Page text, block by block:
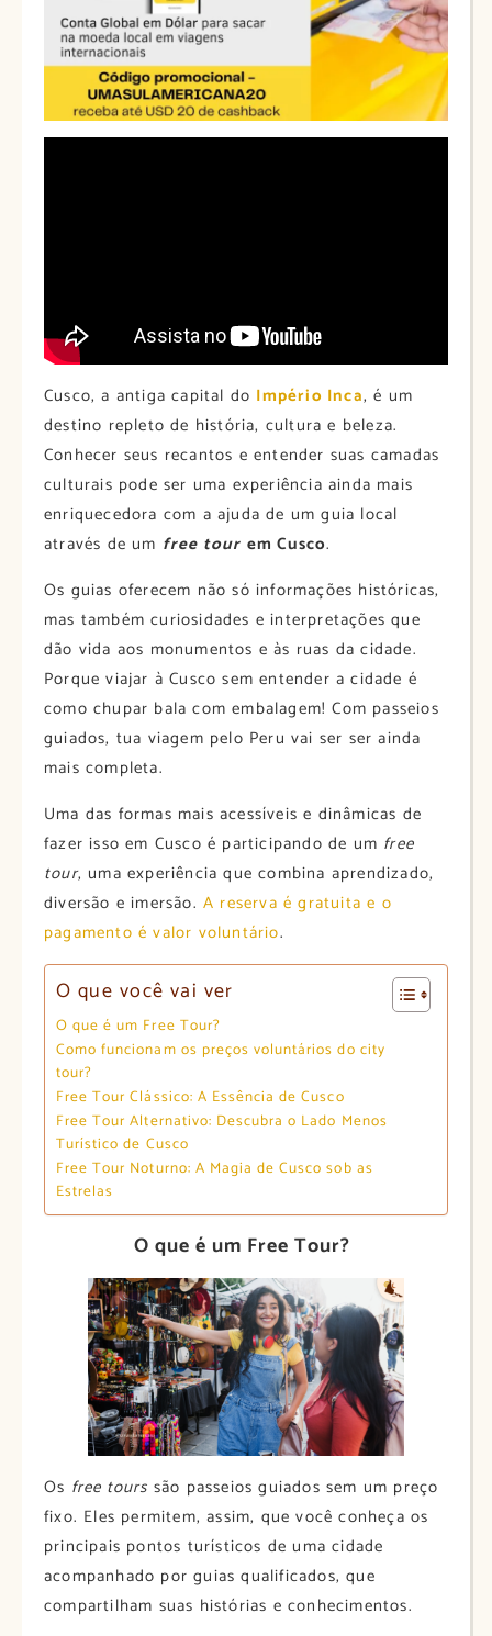
Cusco, a antiga capital do Império Inca, é um
destino repleto de história, cultura e beleza.
Conhecer seus recantos e entender suas camadas
culturais pode ser uma experiência ainda mais
enriquecedora com a ajuda de um guia local
através de um free tour em Cusco.
Os guias oferecem não só informações históricas,
mas também curiosidades e interpretações que
dão vida aos monumentos e às ruas da cidade.
Porque viajar à Cusco sem entender a cidade é
como chupar bala com embalagem! Com passeios
guiados, tua viagem pelo Peru vai ser ser ainda
mais completa.
Uma das formas mais acessíveis e dinâmicas de
fazer isso em Cusco é participando de um free
tour, uma experiência que combina aprendizado,
diversão e imersão. A reserva é gratuita e o
pagamento é valor voluntário.
O que você vai ver
O que é um Free Tour?
Como funcionam os preços voluntários do city
tour?
Free Tour Clássico: A Essência de Cusco
Free Tour Alternativo: Descubra o Lado Menos
Turístico de Cusco
Free Tour Noturno: A Magia de Cusco sob as
Estrelas
O que é um Free Tour?
Os free tours são passeios guiados sem um preço
fixo. Eles permitem, assim, que você conheça os
principais pontos turísticos de uma cidade
acompanhado por guias qualificados, que
compartilham suas histórias e conhecimentos.